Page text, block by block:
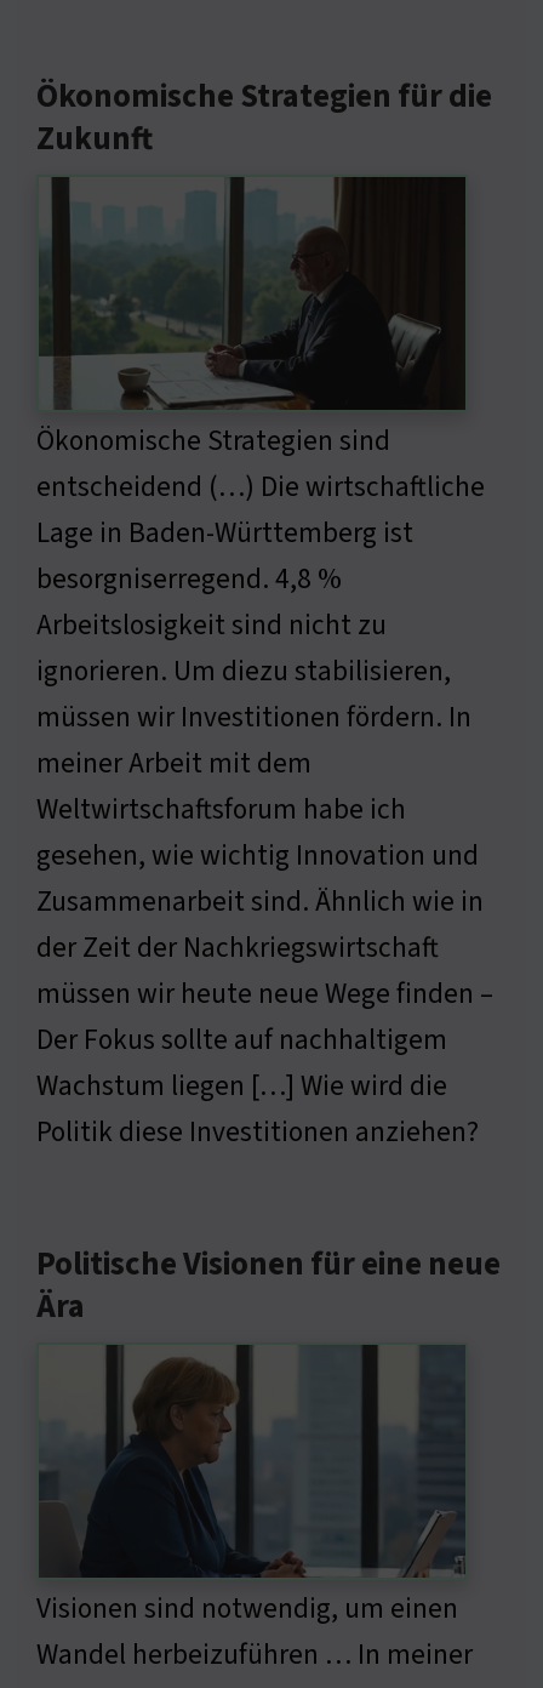
Ökonomische Strategien für die
Zukunft
Ökonomische Strategien sind
entscheidend (…) Die wirtschaftliche
Lage in Baden-Württemberg ist
besorgniserregend. 4,8 %
Arbeitslosigkeit sind nicht zu
ignorieren. Um diezu stabilisieren,
müssen wir Investitionen fördern. In
meiner Arbeit mit dem
Weltwirtschaftsforum habe ich
gesehen, wie wichtig Innovation und
Zusammenarbeit sind. Ähnlich wie in
der Zeit der Nachkriegswirtschaft
müssen wir heute neue Wege finden –
Der Fokus sollte auf nachhaltigem
Wachstum liegen […] Wie wird die
Politik diese Investitionen anziehen?
Politische Visionen für eine neue
Ära
Visionen sind notwendig, um einen
Wandel herbeizuführen … In meiner